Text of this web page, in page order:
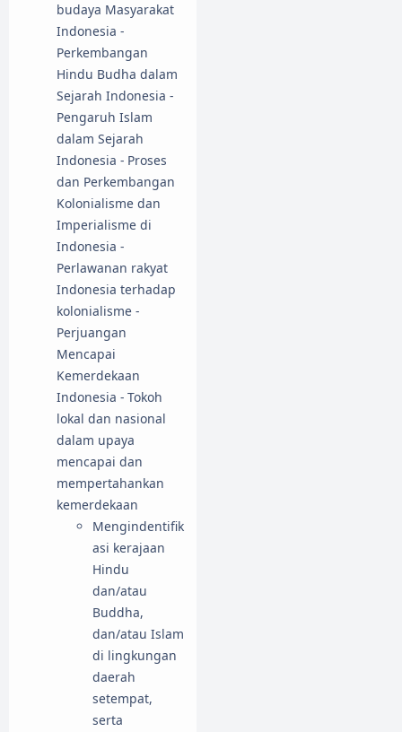
budaya Masyarakat
Indonesia -
Perkembangan
Hindu Budha dalam
Sejarah Indonesia -
Pengaruh Islam
dalam Sejarah
Indonesia - Proses
dan Perkembangan
Kolonialisme dan
Imperialisme di
Indonesia -
Perlawanan rakyat
Indonesia terhadap
kolonialisme -
Perjuangan
Mencapai
Kemerdekaan
Indonesia - Tokoh
lokal dan nasional
dalam upaya
mencapai dan
mempertahankan
kemerdekaan
Mengindentifik
asi kerajaan
Hindu
dan/atau
Buddha,
dan/atau Islam
di lingkungan
daerah
setempat,
serta